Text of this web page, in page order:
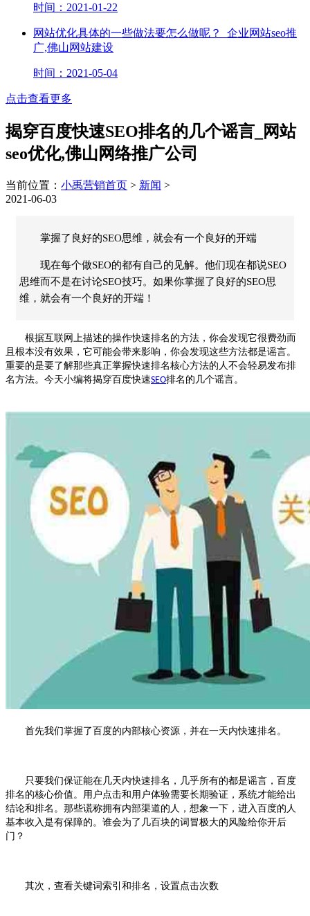
时间：2021-01-22
网站优化具体的一些做法要怎么做呢？_企业网站seo推
广,佛山网站建设
时间：2021-05-04
点击查看更多
揭穿百度快速SEO排名的几个谣言_网站
seo优化,佛山网络推广公司
当前位置： 小禹营销首页 > 新闻 >
2021-06-03
掌握了良好的SEO思维，就会有一个良好的开端
现在每个做SEO的都有自己的见解。他们现在都说SEO
思维而不是在讨论SEO技巧。如果你掌握了良好的SEO思
维，就会有一个良好的开端！
根据互联网上描述的操作快速排名的方法，你会发现它很费劲而
且根本没有效果，它可能会带来影响，你会发现这些方法都是谣言。
重要的是要了解那些真正掌握快速排名核心方法的人不会轻易发布排
名方法。今天小编将揭穿百度快速SEO排名的几个谣言。
首先我们掌握了百度的内部核心资源，并在一天内快速排名。
只要我们保证能在几天内快速排名，几乎所有的都是谣言，百度
排名的核心价值。用户点击和用户体验需要长期验证，系统才能给出
结论和排名。那些谎称拥有内部渠道的人，想象一下，进入百度的人
基本收入是有保障的。谁会为了几百块的词冒极大的风险给你开后
门？
其次，查看关键词索引和排名，设置点击次数